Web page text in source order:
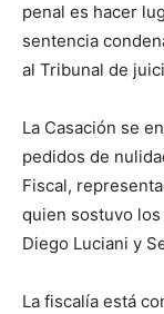
penal es hacer
sentencia
al Tribunal de
La Casación se
pedidos de
Fiscal,
quien sostuvo
Diego Luciani y
La fiscalía está